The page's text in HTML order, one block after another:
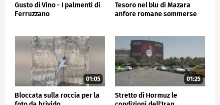
Gusto di Vino - I palmenti di
Ferruzzano
Tesoro nel blu di Mazara
anfore romane sommerse
01:05
Bloccata sulla roccia per la
01:25
Stretto di Hormuz le